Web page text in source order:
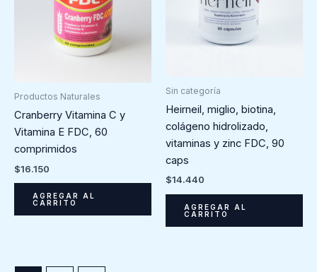
Productos Naturales
Cranberry Vitamina C y
Vitamina E FDC, 60
comprimidos
$16.150
AGREGAR AL
CARRITO
Sin categoría
Heirneil, miglio, biotina,
colágeno hidrolizado,
vitaminas y zinc FDC, 90
caps
$14.440
AGREGAR AL
CARRITO